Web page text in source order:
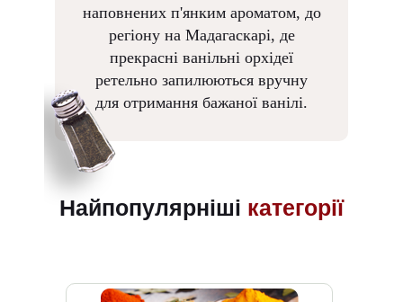
наповнених п'янким ароматом, до
регіону на Мадагаскарі, де
прекрасні ванільні орхідеї
ретельно запилюються вручну
для отримання бажаної ванілі.
Найпопулярніші категорії